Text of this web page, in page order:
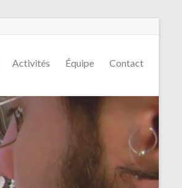
Activités Équipe Contact